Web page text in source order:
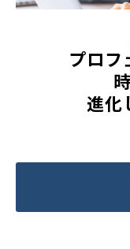
プロフ
進化